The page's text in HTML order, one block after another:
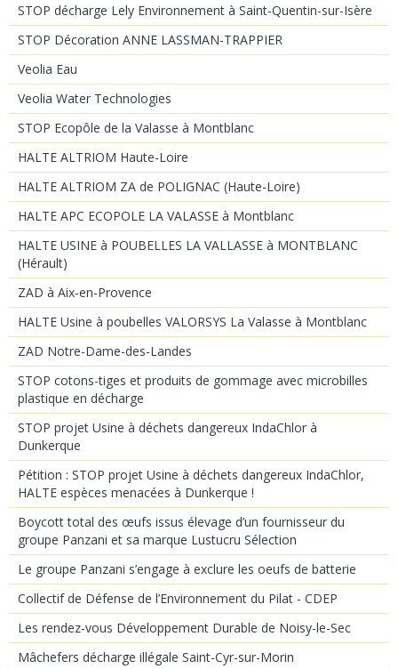
STOP décharge Lely Environnement à Saint-Quentin-sur-Isère
STOP Décoration ANNE LASSMAN-TRAPPIER
Veolia Eau
Veolia Water Technologies
STOP Ecopôle de la Valasse à Montblanc
HALTE ALTRIOM Haute-Loire
HALTE ALTRIOM ZA de POLIGNAC (Haute-Loire)
HALTE APC ECOPOLE LA VALASSE à Montblanc
HALTE USINE à POUBELLES LA VALLASSE à MONTBLANC
(Hérault)
ZAD à Aix-en-Provence
HALTE Usine à poubelles VALORSYS La Valasse à Montblanc
ZAD Notre-Dame-des-Landes
STOP cotons-tiges et produits de gommage avec microbilles
plastique en décharge
STOP projet Usine à déchets dangereux IndaChlor à
Dunkerque
Pétition : STOP projet Usine à déchets dangereux IndaChlor,
HALTE espèces menacées à Dunkerque !
Boycott total des œufs issus élevage d’un fournisseur du
groupe Panzani et sa marque Lustucru Sélection
Le groupe Panzani s’engage à exclure les oeufs de batterie
Collectif de Défense de l’Environnement du Pilat - CDEP
Les rendez-vous Développement Durable de Noisy-le-Sec
Mâchefers décharge illégale Saint-Cyr-sur-Morin